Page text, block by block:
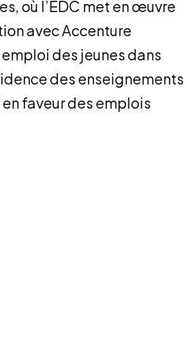
où l’EDC met en œuvre
avec Accenture
des jeunes dans
des enseignements
faveur des emplois